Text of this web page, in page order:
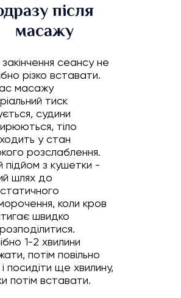
після
масажу
закінчення сеансу не
різко вставати.
масажу
тиск
судини
тіло
у стан
розслаблення.
підйом з кушетки -
шлях до
коли кров
швидко
1-2 хвилини
потім повільно
і посидіти ще хвилину,
потім вставати.